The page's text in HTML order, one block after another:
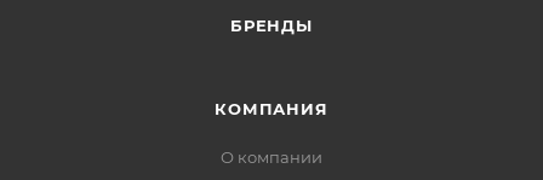
БРЕНДЫ
КОМПАНИЯ
О компании